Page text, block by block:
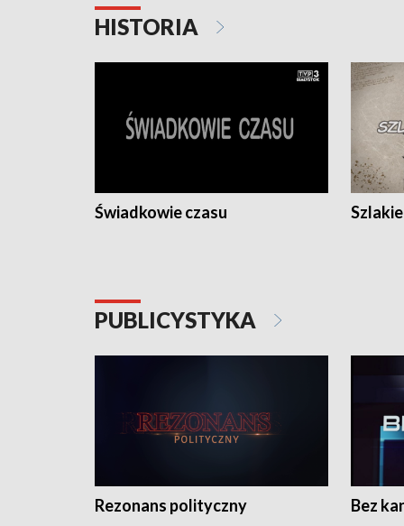
HISTORIA
Świadkowie czasu
PUBLICYSTYKA
Rezonans polityczny Bez